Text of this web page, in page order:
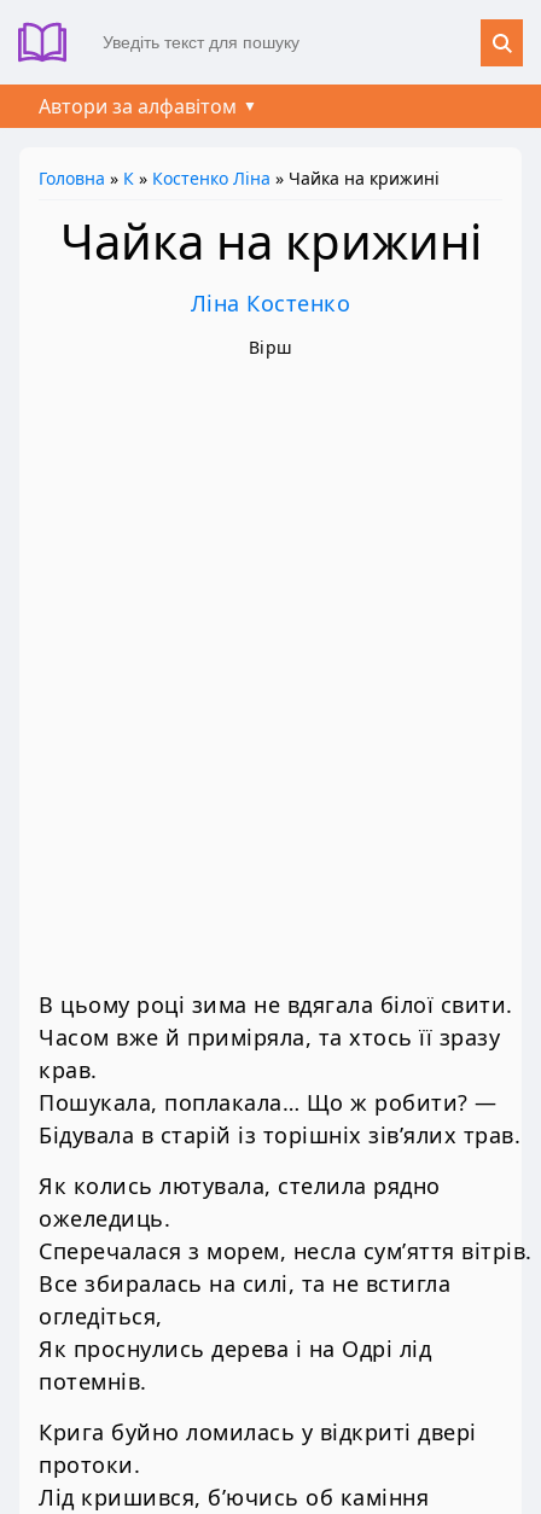
Автори за алфавітом
Головна » К » Костенко Ліна » Чайка на крижині
Чайка на крижині
Ліна Костенко
Вірш
В цьому році зима не вдягала білої свити.
Часом вже й приміряла, та хтось її зразу
крав.
Пошукала, поплакала… Що ж робити? —
Бідувала в старій із торішніх зів’ялих трав.
Як колись лютувала, стелила рядно
ожеледиць.
Сперечалася з морем, несла сум’яття вітрів.
Все збиралась на силі, та не встигла
огледіться,
Як проснулись дерева і на Одрі лід
потемнів.
Крига буйно ломилась у відкриті двері
протоки.
Лід кришився, б’ючись об каміння